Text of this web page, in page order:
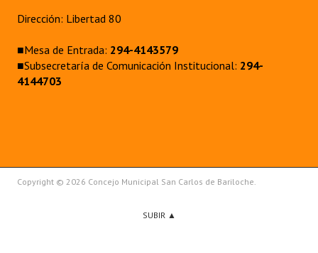
Dirección: Libertad 80
■Mesa de Entrada: 294-4143579
■Subsecretaría de Comunicación Institucional: 294-
4144703
Copyright © 2026 Concejo Municipal San Carlos de Bariloche.
SUBIR ▲